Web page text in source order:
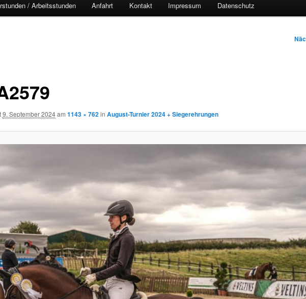
/ Arbeitsstunden Anfahrt Kontakt Impressum Datenschutz
9. September 2024am 1143 × 762in August-Turnier 2024 + Siegerehrungen